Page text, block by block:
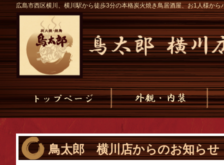
広島市西区横川、横川駅から徒歩3分の本格炭火焼き鳥居酒屋、お1人様か
鳥太郎 横川店からのお知らせ